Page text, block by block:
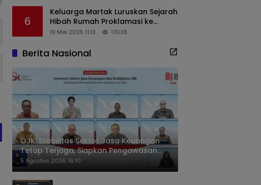
6
Keluarga Martak Luruskan Sejarah
Hibah Rumah Proklamasi ke
Soekarno
19 Mei 2025 11:13 17038
Berita Nasional
OJK: Stabilitas Sektor Jasa Keuangan
Tetap Terjaga, Siapkan Pengawasan
Bursa Mineral Mulai 2027
5 Agustus 2026 16:10